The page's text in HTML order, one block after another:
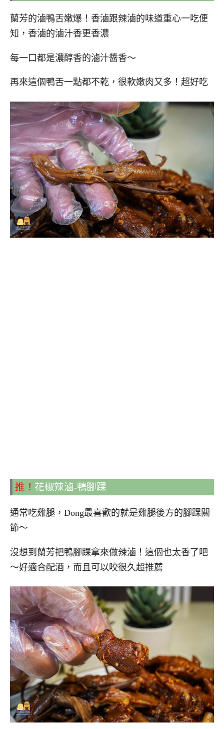
蘭芳的滷鴨舌嫩爆！香滷跟辣滷的味道重心一吃便
知，香滷的滷汁香更香濃
每一口都是濃醇香的滷汁醬香～
再來這個鴨舌一點都不乾，很軟嫩肉又多！超好吃
推！ 花椒辣滷-鴨腳踝
通常吃雞腿，Dong最喜歡的就是雞腿後方的腳踝關
節～
沒想到蘭芳把鴨腳踝拿來做辣滷！這個也太香了吧
～好適合配酒，而且可以咬很久超推薦